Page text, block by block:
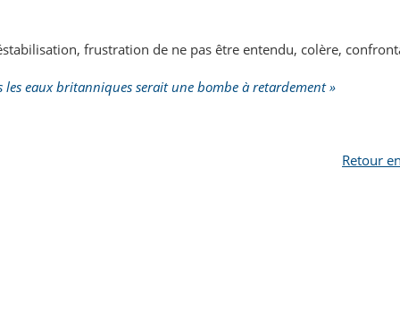
frustration de ne pas être entendu, colère,
eaux britanniques serait une bombe à retardement »
Retour